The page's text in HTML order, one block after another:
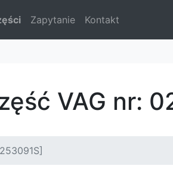
Zapytanie Kontakt
VAG nr: